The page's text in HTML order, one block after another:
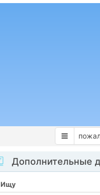
Дополнительные
Ищу